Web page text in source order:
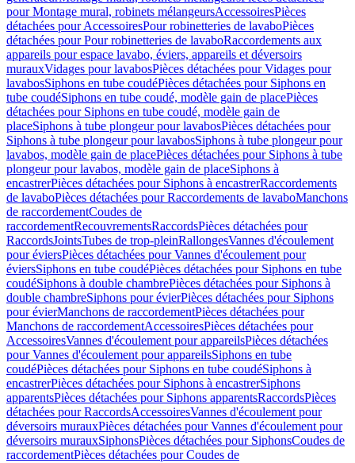
pour Montage mural, robinets mélangeursAccessoiresPièces
détachées pour AccessoiresPour robinetteries de lavaboPièces
détachées pour Pour robinetteries de lavaboRaccordements aux
appareils pour espace lavabo, éviers, appareils et déversoirs
murauxVidages pour lavabosPièces détachées pour Vidages pour
lavabosSiphons en tube coudéPièces détachées pour Siphons en
tube coudéSiphons en tube coudé, modèle gain de placePièces
détachées pour Siphons en tube coudé, modèle gain de
placeSiphons à tube plongeur pour lavabosPièces détachées pour
Siphons à tube plongeur pour lavabosSiphons à tube plongeur pour
lavabos, modèle gain de placePièces détachées pour Siphons à tube
plongeur pour lavabos, modèle gain de placeSiphons à
encastrerPièces détachées pour Siphons à encastrerRaccordements
de lavaboPièces détachées pour Raccordements de lavaboManchons
de raccordementCoudes de
raccordementRecouvrementsRaccordsPièces détachées pour
RaccordsJointsTubes de trop-pleinRallongesVannes d'écoulement
pour éviersPièces détachées pour Vannes d'écoulement pour
éviersSiphons en tube coudéPièces détachées pour Siphons en tube
coudéSiphons à double chambrePièces détachées pour Siphons à
double chambreSiphons pour évierPièces détachées pour Siphons
pour évierManchons de raccordementPièces détachées pour
Manchons de raccordementAccessoiresPièces détachées pour
AccessoiresVannes d'écoulement pour appareilsPièces détachées
pour Vannes d'écoulement pour appareilsSiphons en tube
coudéPièces détachées pour Siphons en tube coudéSiphons à
encastrerPièces détachées pour Siphons à encastrerSiphons
apparentsPièces détachées pour Siphons apparentsRaccordsPièces
détachées pour RaccordsAccessoiresVannes d'écoulement pour
déversoirs murauxPièces détachées pour Vannes d'écoulement pour
déversoirs murauxSiphonsPièces détachées pour SiphonsCoudes de
raccordementPièces détachées pour Coudes de